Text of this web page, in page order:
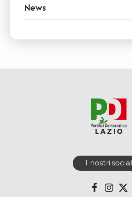
News
I nostri social